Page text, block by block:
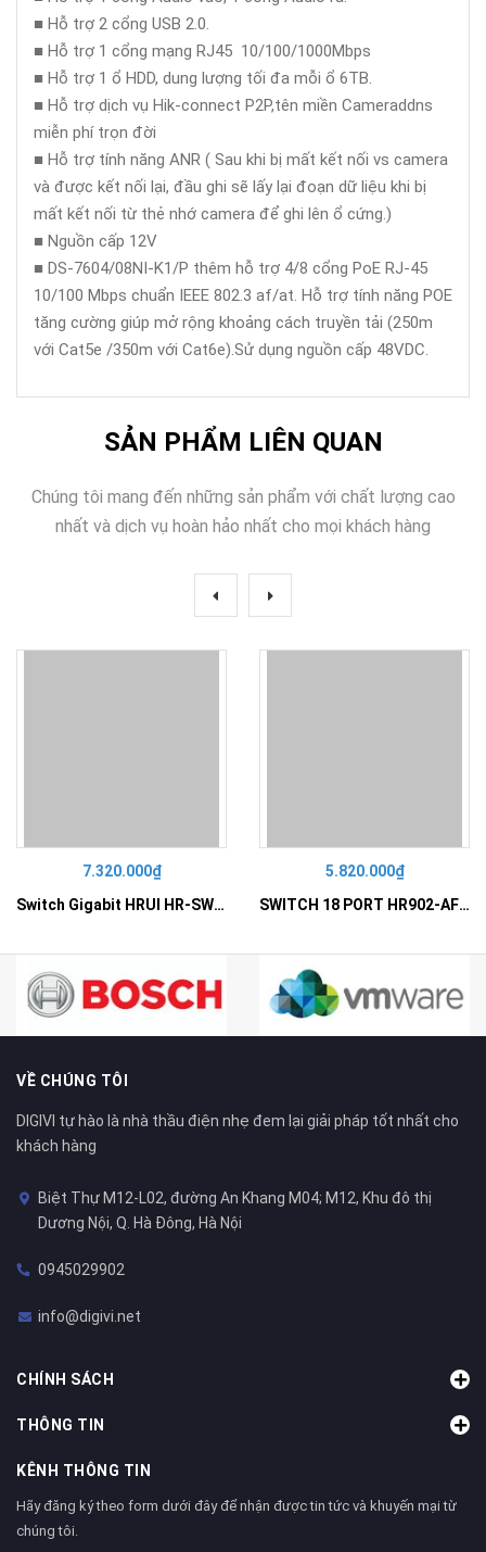
■ Hỗ trợ 2 cổng USB 2.0.
■ Hỗ trợ 1 cổng mạng RJ45 10/100/1000Mbps
■ Hỗ trợ 1 ổ HDD, dung lượng tối đa mỗi ổ 6TB.
■ Hỗ trợ dịch vụ Hik-connect P2P,tên miền Cameraddns
miễn phí trọn đời
■ Hỗ trợ tính năng ANR ( Sau khi bị mất kết nối vs camera
và được kết nối lại, đầu ghi sẽ lấy lại đoạn dữ liệu khi bị
mất kết nối từ thẻ nhớ camera để ghi lên ổ cứng.)
■ Nguồn cấp 12V
■ DS-7604/08NI-K1/P thêm hỗ trợ 4/8 cổng PoE RJ-45
10/100 Mbps chuẩn IEEE 802.3 af/at. Hỗ trợ tính năng POE
tăng cường giúp mở rộng khoảng cách truyền tải (250m
với Cat5e /350m với Cat6e).Sử dụng nguồn cấp 48VDC.
SẢN PHẨM LIÊN QUAN
Chúng tôi mang đến những sản phẩm với chất lượng cao
nhất và dịch vụ hoàn hảo nhất cho mọi khách hàng
7.320.000₫
Switch Gigabit HRUI HR-SWG10240D
5.820.000₫
SWITCH 18 PORT HR902-AF162G-300 – Switch PoE 16 Cổng
VỀ CHÚNG TÔI
DIGIVI tự hào là nhà thầu điện nhẹ đem lại giải pháp tốt nhất cho
khách hàng
Biệt Thự M12-L02, đường An Khang M04; M12, Khu đô thị
Dương Nội, Q. Hà Đông, Hà Nội
0945029902
info@digivi.net
CHÍNH SÁCH
THÔNG TIN
KÊNH THÔNG TIN
Hãy đăng ký theo form dưới đây để nhận được tin tức và khuyến mại từ
chúng tôi.